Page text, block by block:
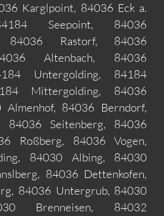
Karglpoint, 84036 Eck a.
Seepoint, 84036
84036 Rastorf, 84036
Altenbach, 84036
Untergolding, 84184
Mittergolding, 84036
84036 Berndorf,
84036 Seitenberg, 84036
Roßberg, 84036 Vogen,
84030 Albing, 84030
84036 Dettenkofen,
84036 Untergrub, 84030
Brenneisen, 84032